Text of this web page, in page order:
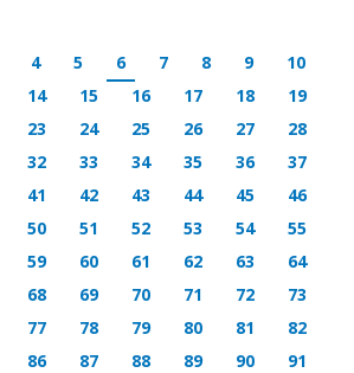
4 5 6 7 8 9
10
14 15 16 17 18
19
23 24 25 26 27
28
32 33 34 35 36
37
41 42 43 44 45
46
50 51 52 53 54
55
59 60 61 62 63
64
68 69 70 71 72
73
77 78 79 80 81
82
86 87 88 89 90
91